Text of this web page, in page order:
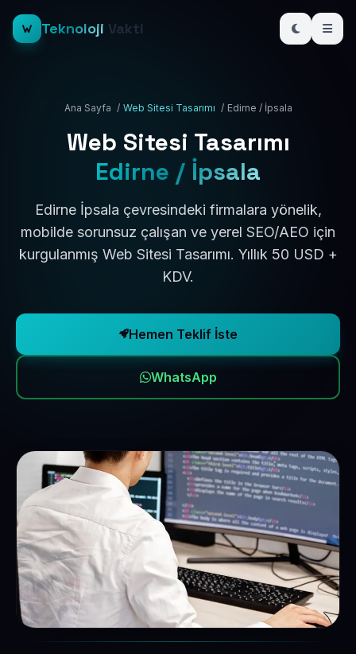
Teknoloji Vakti
Ana Sayfa / Web Sitesi Tasarımı / Edirne / İpsala
Web Sitesi Tasarımı
Edirne / İpsala
Edirne İpsala çevresindeki firmalara yönelik,
mobilde sorunsuz çalışan ve yerel SEO/AEO için
kurgulanmış Web Sitesi Tasarımı. Yıllık 50 USD +
KDV.
Hemen Teklif İste
WhatsApp